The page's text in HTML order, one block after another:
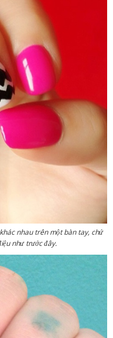
nhau trên một bàn tay, chứ
như trước đây.